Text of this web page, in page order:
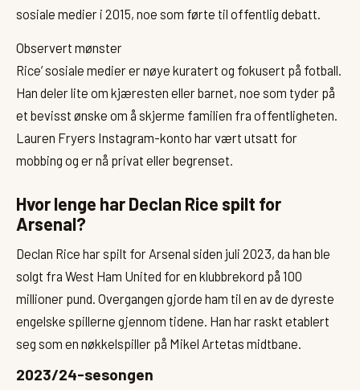
sosiale medier i 2015, noe som førte til offentlig debatt.
Observert mønster
Rice’ sosiale medier er nøye kuratert og fokusert på fotball.
Han deler lite om kjæresten eller barnet, noe som tyder på
et bevisst ønske om å skjerme familien fra offentligheten.
Lauren Fryers Instagram-konto har vært utsatt for
mobbing og er nå privat eller begrenset.
Hvor lenge har Declan Rice spilt for
Arsenal?
Declan Rice har spilt for Arsenal siden juli 2023, da han ble
solgt fra West Ham United for en klubbrekord på 100
millioner pund. Overgangen gjorde ham til en av de dyreste
engelske spillerne gjennom tidene. Han har raskt etablert
seg som en nøkkelspiller på Mikel Artetas midtbane.
2023/24-sesongen